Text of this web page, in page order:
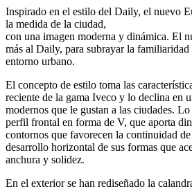
Inspirado en el estilo del Daily, el nuevo
la medida de la ciudad,
con una imagen moderna y dinámica. El
más al Daily, para subrayar la familiaridad
entorno urbano.
El concepto de estilo toma las
reciente de la gama Iveco y lo declina en
modernos que le gustan a las ciudades.
perfil frontal en forma de V, que aporta
contornos que favorecen la continuidad
desarrollo horizontal de sus formas que
anchura y solidez.
En el exterior se han rediseñado la